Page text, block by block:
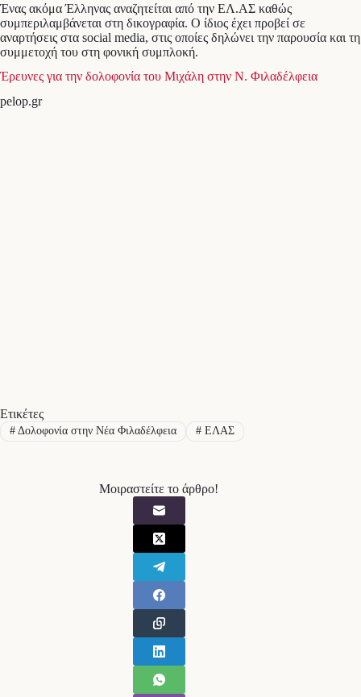
Ένας ακόμα Έλληνας αναζητείται από την ΕΛ.ΑΣ καθώς
συμπεριλαμβάνεται στη δικογραφία. Ο ίδιος έχει προβεί σε
αναρτήσεις στα social media, στις οποίες δηλώνει την παρουσία και τη
συμμετοχή του στη φονική συμπλοκή.
Έρευνες για την δολοφονία του Μιχάλη στην Ν. Φιλαδέλφεια
pelop.gr
Ετικέτες
#Δολοφονία στην Νέα Φιλαδέλφεια #ΕΛΑΣ
Μοιραστείτε το άρθρο!